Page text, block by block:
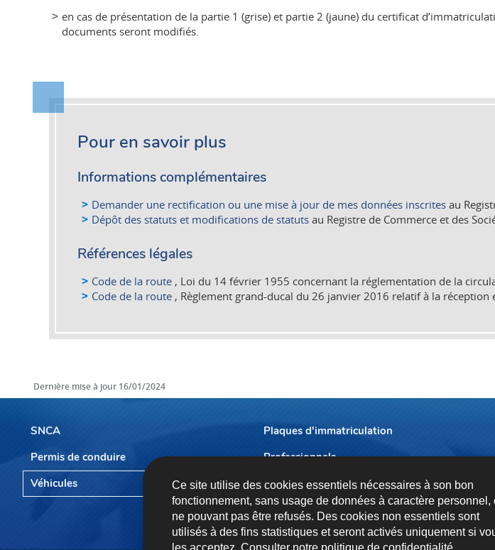
Ce site utilise des cookies essentiels nécessaires à son bon
fonctionnement, sans usage de données à caractère personnel,
ne pouvant pas être refusés. Des cookies non essentiels sont
utilisés à des fins statistiques et seront activés uniquement si
les acceptez. Consulter notre politique de confidentialité.
en cas de présentation de la partie 1 (grise) et partie 2 (jaune) du certificat
documents seront modifiés.
Pour en savoir plus
Informations complémentaires
Demander une rectification ou une mise à jour de mes données inscrites au
Dépôt des statuts et modifications de statuts au Registre de Commerce et des
Références légales
Code de la route , Loi du 14 février 1955 concernant la réglementation de la
Code de la route , Règlement grand-ducal du 26 janvier 2016 relatif à la
Dernière mise à jour 16/01/2024
Menu
de
SNCA
Permis de conduire
Véhicules
Plaques d'immatriculation
Professionnels
Prendre rendez-vous